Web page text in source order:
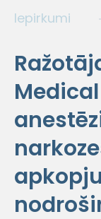
Iepirkumi